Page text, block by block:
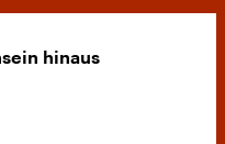
hinaus